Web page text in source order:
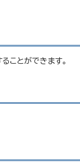
ことができます。